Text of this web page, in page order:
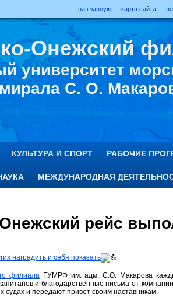
на главную карта сайта
Онежский
университет
С. О.
КУЛЬТУРА И СПОРТ РАБОЧИЕ
МЕЖДУНАРОДНАЯ
рейс
наградить и себя показать
филиалаГУМРФ им. адм. С.О. Макарова
и благодарственные письма от
судах и передают привет своим наставникам.